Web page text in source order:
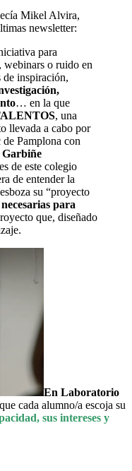
Mikel Alvira,
newsletter:
para
webinars o ruido en
de inspiración,
… en la que
, una
llevada a cabo por
Pamplona con
Garbiñe
de este colegio
de entender la
su “proyecto
para
que, diseñado
En Laboratorio
cada alumno/a escoja su
sus intereses y